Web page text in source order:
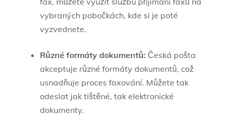
vybraných pobočkách, kde si je poté
vyzvednete.
Různé formáty dokumentů: Česká pošta
akceptuje různé formáty dokumentů, což
usnadňuje proces faxování. Můžete tak
odeslat jak tištěné, tak elektronické
dokumenty.